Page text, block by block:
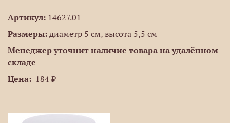
Артикул: 14627.01
Размеры: диаметр 5 см, высота 5,5 см
Менеджер уточнит наличие товара на удалённом
складе
Цена: 184 ₽